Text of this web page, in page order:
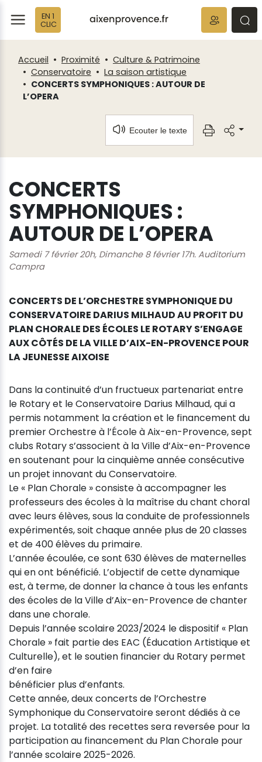
EN 1
CLIC
Accueil Proximité
Culture & Patrimoine
Conservatoire
La saison artistique
CONCERTS SYMPHONIQUES : AUTOUR DE
L’OPERA
Ecouter le texte
CONCERTS
SYMPHONIQUES :
AUTOUR DE L’OPERA
Samedi 7 février 20h, Dimanche 8 février 17h. Auditorium
Campra
CONCERTS DE L’ORCHESTRE SYMPHONIQUE DU
CONSERVATOIRE DARIUS MILHAUD AU PROFIT DU
PLAN CHORALE DES ÉCOLES LE ROTARY S’ENGAGE
AUX CÔTÉS DE LA VILLE D’AIX-EN-PROVENCE POUR
LA JEUNESSE AIXOISE
Dans la continuité d’un fructueux partenariat entre
le Rotary et le Conservatoire Darius Milhaud, qui a
permis notamment la création et le financement du
premier Orchestre à l’École à Aix-en-Provence, sept
clubs Rotary s’associent à la Ville d’Aix-en-Provence
en soutenant pour la cinquième année consécutive
un projet innovant du Conservatoire.
Le « Plan Chorale » consiste à accompagner les
professeurs des écoles à la maîtrise du chant choral
avec leurs élèves, sous la conduite de professionnels
expérimentés, soit chaque année plus de 20 classes
et de 400 élèves du primaire.
L’année écoulée, ce sont 630 élèves de maternelles
qui en ont bénéficié. L’objectif de cette dynamique
est, à terme, de donner la chance à tous les enfants
des écoles de la Ville d’Aix-en-Provence de chanter
dans une chorale.
Depuis l’année scolaire 2023/2024 le dispositif « Plan
Chorale » fait partie des EAC (Éducation Artistique et
Culturelle), et le soutien financier du Rotary permet
d’en faire
bénéficier plus d’enfants.
Cette année, deux concerts de l’Orchestre
Symphonique du Conservatoire seront dédiés à ce
projet. La totalité des recettes sera reversée pour la
participation au financement du Plan Chorale pour
l’année scolaire 2025-2026.
Fenêtre
de
chat
Panneau de gestion des cookies